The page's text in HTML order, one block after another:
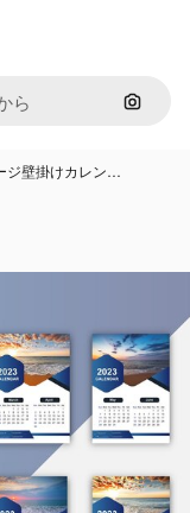
画像で
ジ壁掛けカレン…